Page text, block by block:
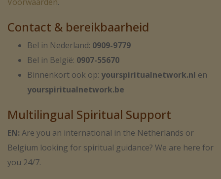
Contact & bereikbaarheid
Bel in Nederland: 0909-9779
Bel in België: 0907-55670
Binnenkort ook op: yourspiritualnetwork.nl en
yourspiritualnetwork.be
Multilingual Spiritual Support
EN: Are you an international in the Netherlands or
Belgium looking for spiritual guidance? We are here for
you 24/7.